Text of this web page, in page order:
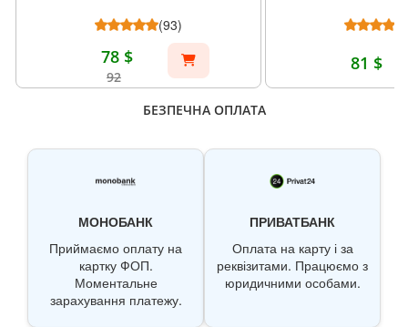
(93)
78 $
92
81 $
БЕЗПЕЧНА ОПЛАТА
МОНОБАНК
Приймаємо оплату на
картку ФОП.
Моментальне
зарахування платежу.
ПРИВАТБАНК
Оплата на карту і за
реквізитами. Працюємо з
юридичними особами.